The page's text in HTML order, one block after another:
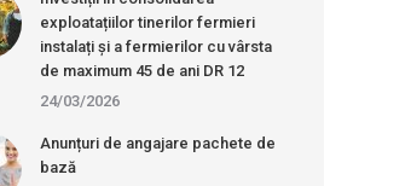
exploatațiilor tinerilor fermieri
instalați și a fermierilor cu vârsta
de maximum 45 de ani DR 12
24/03/2026
Anunțuri de angajare pachete de
bază